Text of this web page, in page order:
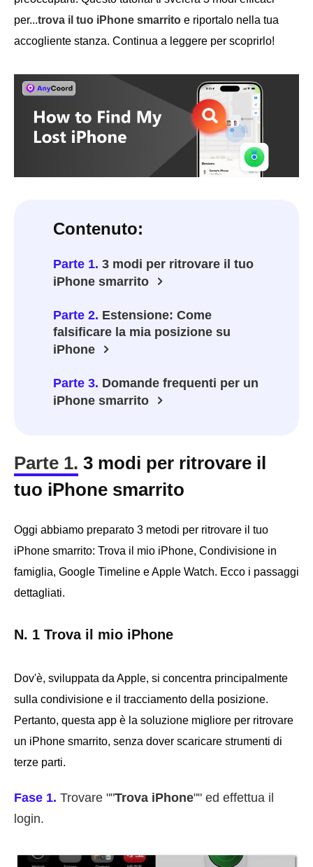
per...trova il tuo iPhone smarrito e riportalo nella tua
accogliente stanza. Continua a leggere per scoprirlo!
Contenuto:
Parte 1. 3 modi per ritrovare il tuo
iPhone smarrito
Parte 2. Estensione: Come
falsificare la mia posizione su
iPhone
Parte 3. Domande frequenti per un
iPhone smarrito
Parte 1. 3 modi per ritrovare il
tuo iPhone smarrito
Oggi abbiamo preparato 3 metodi per ritrovare il tuo
iPhone smarrito: Trova il mio iPhone, Condivisione in
famiglia, Google Timeline e Apple Watch. Ecco i passaggi
dettagliati.
N. 1 Trova il mio iPhone
Dov'è, sviluppata da Apple, si concentra principalmente
sulla condivisione e il tracciamento della posizione.
Pertanto, questa app è la soluzione migliore per ritrovare
un iPhone smarrito, senza dover scaricare strumenti di
terze parti.
Fase 1. Trovare ""Trova iPhone"" ed effettua il
login.